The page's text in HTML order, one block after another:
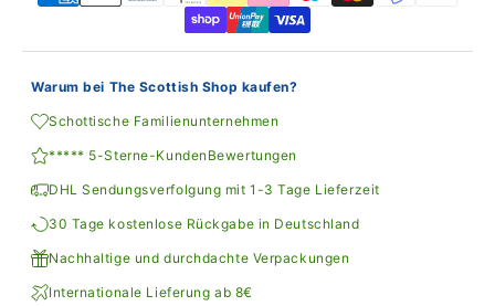
Warum bei The Scottish Shop kaufen?
Schottische Familienunternehmen
***** 5-Sterne-KundenBewertungen
DHL Sendungsverfolgung mit 1-3 Tage Lieferzeit
30 Tage kostenlose Rückgabe in Deutschland
Nachhaltige und durchdachte Verpackungen
Internationale Lieferung ab 8€